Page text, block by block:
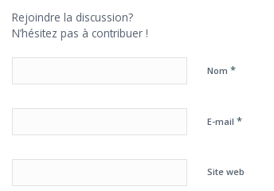
Rejoindre la discussion?
N’hésitez pas à contribuer !
Nom *
E-mail *
Site web